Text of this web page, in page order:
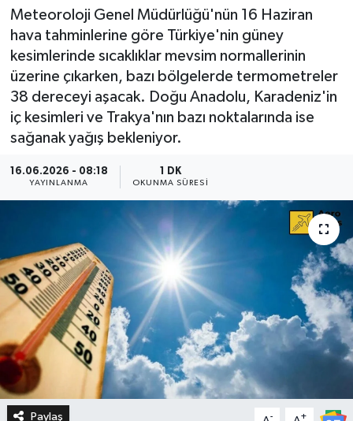
Meteoroloji Genel Müdürlüğü'nün 16 Haziran
hava tahminlerine göre Türkiye'nin güney
kesimlerinde sıcaklıklar mevsim normallerinin
üzerine çıkarken, bazı bölgelerde termometreler
38 dereceyi aşacak. Doğu Anadolu, Karadeniz'in
iç kesimleri ve Trakya'nın bazı noktalarında ise
sağanak yağış bekleniyor.
16.06.2026 - 08:18
YAYINLANMA
1 DK
OKUNMA SÜRESI
Paylaş - +